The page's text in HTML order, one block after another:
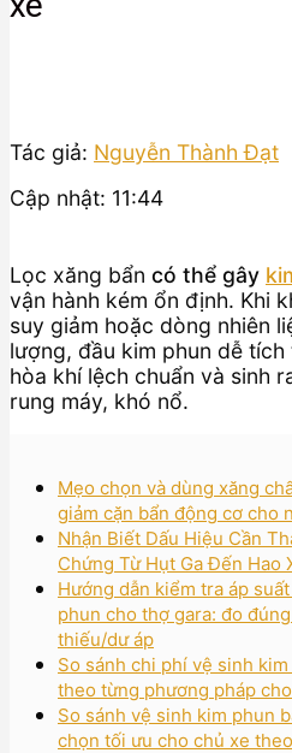
Tác giả: Nguyễn Thành Đạt
Cập nhật: 11:44
Lọc xăng bẩn có thể gây
vận hành kém ổn định. Khi
suy giảm hoặc dòng nhiên
lượng, đầu kim phun dễ
hòa khí lệch chuẩn và sinh
rung máy, khó nổ.
Mẹo chọn và dùng xăng
giảm cặn bẩn động cơ cho
Nhận Biết Dấu Hiệu Cần
Chứng Từ Hụt Ga Đến Hao
Hướng dẫn kiểm tra áp
phun cho thợ gara: đo
thiếu/dư áp
So sánh chi phí vệ sinh
theo từng phương pháp
So sánh vệ sinh kim phun
chọn tối ưu cho chủ xe